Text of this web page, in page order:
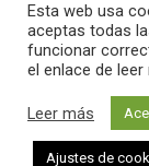
©2025 Fertiver .
Aviso
Esta web usa
aceptas todas
funcionar
el enlace de leer
Leer más
Ajustes de